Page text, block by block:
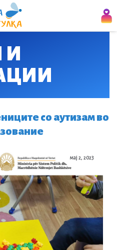
И
со аутизам во
мај 2, 2023